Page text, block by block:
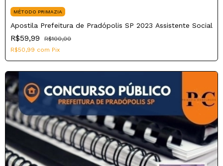
MÉTODO PRIMAZIA
Apostila Prefeitura de Pradópolis SP 2023 Assistente Social
R$59,99
R$100,00
R$50,99 com Pix